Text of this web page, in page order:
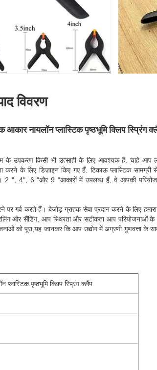
विवरण
नायलॉन प्लास्टिक पृष्ठभूमि क्लिप स्प्रिंग
के उपकरण किसी भी उत्साही के लिए आवश्यक हैं. चाहे
के लिए डिज़ाइन किए गए हैं. टिकाऊ प्लास्टिक सामग्री
2 ", 4", 6 "और 9 "आकारों में उपलब्ध हैं, वे आपकी
गर्व करते हैं। बेजोड़ ग्राहक सेवा प्रदान करने के लिए
और सैंडिंग, आप स्थिरता और सटीकता आप परियोजनाओं के
को पूरा,यह जानकर कि आप उद्योग में अग्रणी गुणवत्ता के
पृष्ठभूमि क्लिप स्प्रिंग क्लैंप